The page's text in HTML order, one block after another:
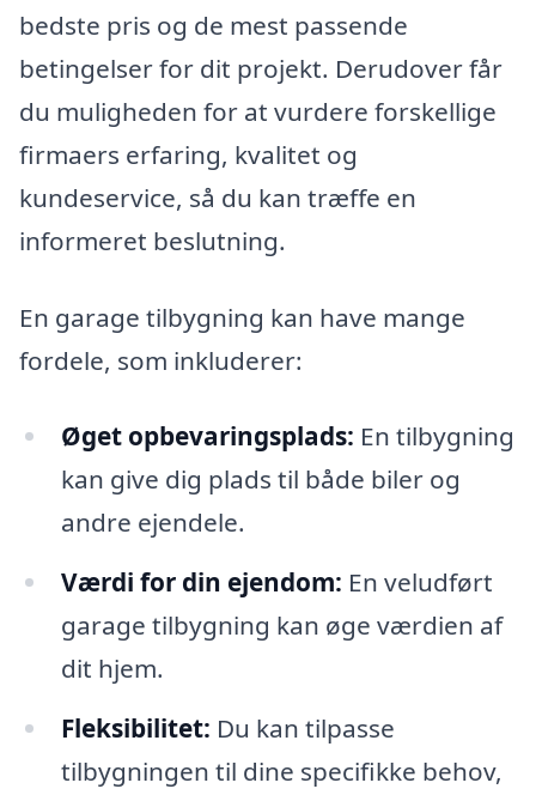
bedste pris og de mest passende
betingelser for dit projekt. Derudover får
du muligheden for at vurdere forskellige
firmaers erfaring, kvalitet og
kundeservice, så du kan træffe en
informeret beslutning.
En garage tilbygning kan have mange
fordele, som inkluderer:
Øget opbevaringsplads: En tilbygning
kan give dig plads til både biler og
andre ejendele.
Værdi for din ejendom: En veludført
garage tilbygning kan øge værdien af
dit hjem.
Fleksibilitet: Du kan tilpasse
tilbygningen til dine specifikke behov,